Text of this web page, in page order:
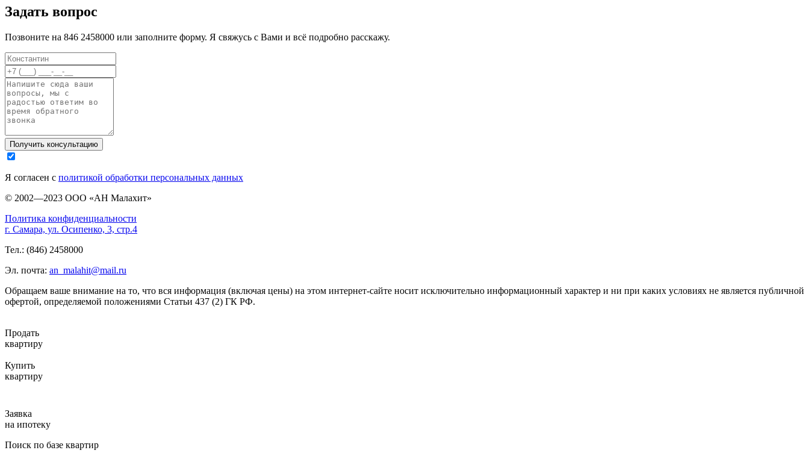
Задать вопрос
Позвоните на 846 2458000 или заполните форму. Я свяжусь с Вами и всё подробно расскажу.
Я согласен с политикой обработки персональных данных
© 2002—2023 ООО «АН Малахит»
Политика конфиденциальности
г. Самара, ул. Осипенко, 3, стр.4
Тел.: (846) 2458000
Эл. почта: an_malahit@mail.ru
Обращаем ваше внимание на то, что вся информация (включая цены) на этом интернет-сайте носит исключительно информационный характер и ни при каких условиях не является публичной
офертой, определяемой положениями Статьи 437 (2) ГК РФ.
Продать
квартиру
Купить
квартиру
Заявка
на ипотеку
Поиск по базе квартир